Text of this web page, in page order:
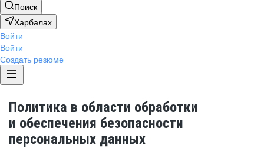
Поиск
Харбалах
Войти
Войти
Создать резюме
Политика в области обработки
и обеспечения безопасности
персональных данных